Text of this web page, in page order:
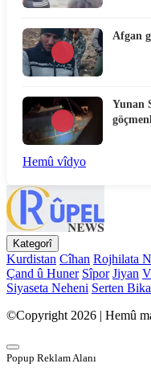
Afgan
Yunan
Hemû vîdyo
Kategorî
Kurdistan Cîhan Rojhilata
Çand û Huner Sîpor Jiyan
Siyaseta Neheni Serten
©Copyright 2026 | Hemû
Popup Reklam Alanı